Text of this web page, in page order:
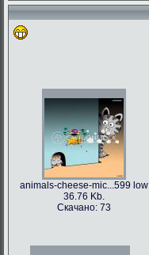
animals-cheese-mic...599 low
36.76 Kb.
Скачано: 73